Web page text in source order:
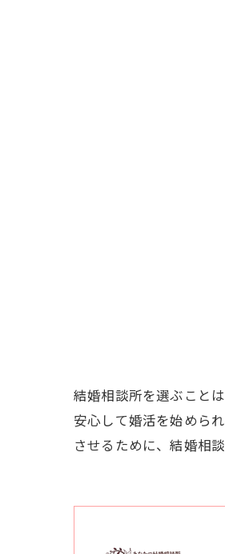
結婚相談所を選ぶこと
安心して婚活を始めら
させるために、結婚相